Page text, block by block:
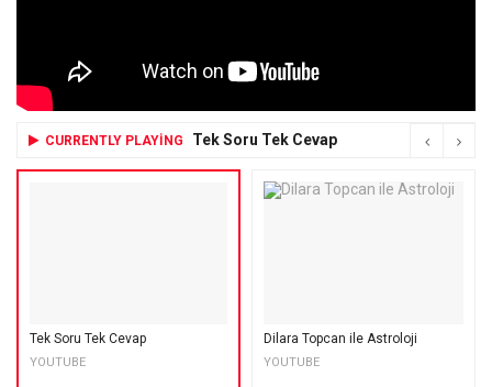
CURRENTLY PLAYING Tek Soru Tek Cevap
Tek Soru Tek Cevap
YOUTUBE
Dilara Topcan ile Astroloji
YOUTUBE